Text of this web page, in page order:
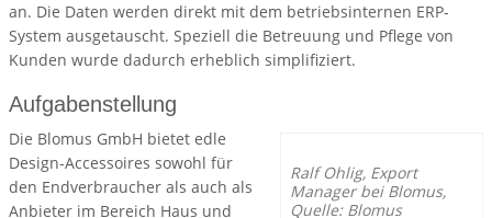
an. Die Daten werden direkt mit dem betriebsinternen ERP-
System ausgetauscht. Speziell die Betreuung und Pflege von
Kunden wurde dadurch erheblich simplifiziert.
Aufgabenstellung
Ralf Ohlig, Export
Manager bei Blomus,
Quelle: Blomus
Die Blomus GmbH bietet edle
Design-Accessoires sowohl für
den Endverbraucher als auch als
Anbieter im Bereich Haus und